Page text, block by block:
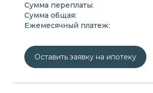
Сумма переплаты:
Сумма общая:
Ежемесячный платеж:
Оставить заявку на ипотеку